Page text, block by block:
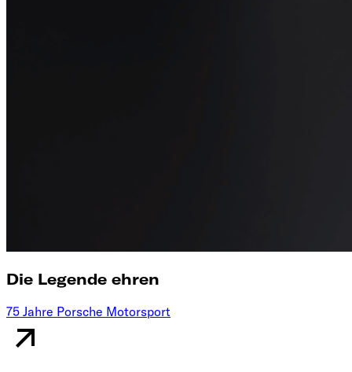
Die Legende ehren
75 Jahre Porsche Motorsport